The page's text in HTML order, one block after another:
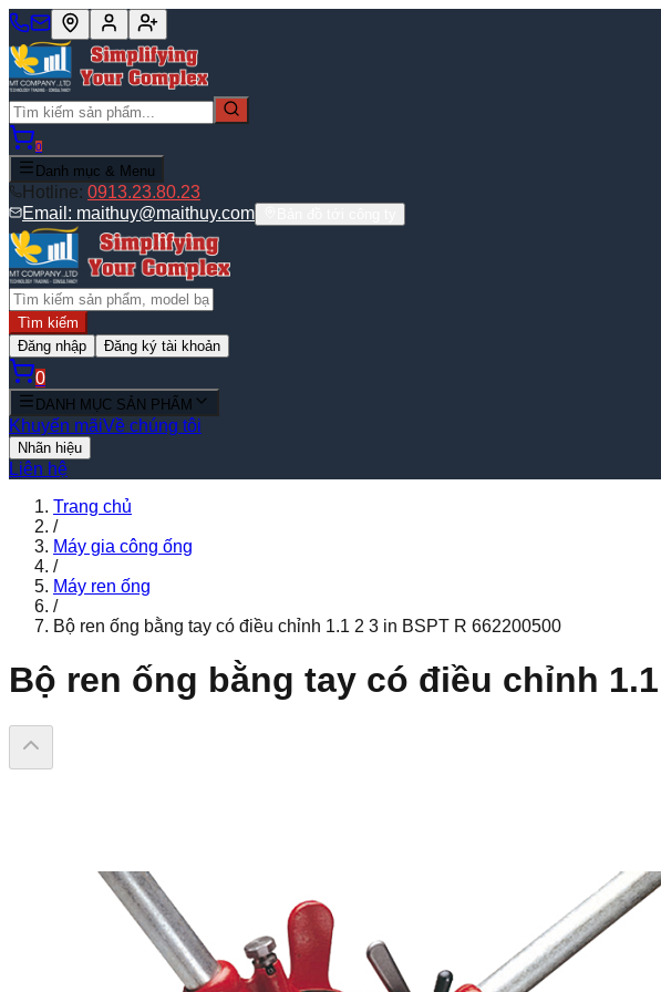
0
Danh mục & Menu
Hotline: 0913.23.80.23
Email: maithuy@maithuy.com
Tìm kiếm
Đăng nhập
Đăng ký tài khoản
0
DANH MỤC SẢN PHẨM
Khuyến mãiVề chúng tôi
Nhãn hiệu
Liên hệ
Trang chủ
/
Máy gia công ống
/
Máy ren ống
/
Bộ ren ống bằng tay có điều chỉnh 1.1 2 3 in BSPT R 662200500
Bộ ren ống bằng tay có điều chỉnh 1.1